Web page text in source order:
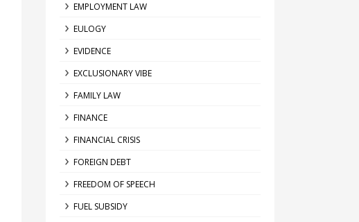
EMPLOYMENT LAW
EULOGY
EVIDENCE
EXCLUSIONARY VIBE
FAMILY LAW
FINANCE
FINANCIAL CRISIS
FOREIGN DEBT
FREEDOM OF SPEECH
FUEL SUBSIDY